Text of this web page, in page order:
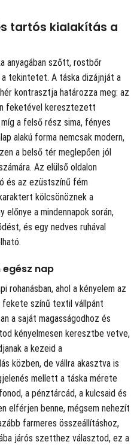
tartós kialakítás a
anyagában szőtt, rostbőr
a tekintetet. A táska dizájnját a
kontrasztja határozza meg: az
feketével keresztezett
a felső rész sima, fényes
alakú forma nemcsak modern,
a belső tér meglepően jól
Az elülső oldalon
és az ezüstszínű fém
kölcsönöznek a
előnye a mindennapok során,
és egy nedves ruhával
egész nap
rohanásban, ahol a kényelem az
fekete színű textil vállpánt
a saját magasságodhoz és
kényelmesen keresztbe vetve,
a kezeid a
közben, de vállra akasztva is
mellett a táska mérete
a pénztárcád, a kulcsaid és
elférjen benne, mégsem nehezít
farmeres összeállításhoz,
járós szetthez választod, ez a